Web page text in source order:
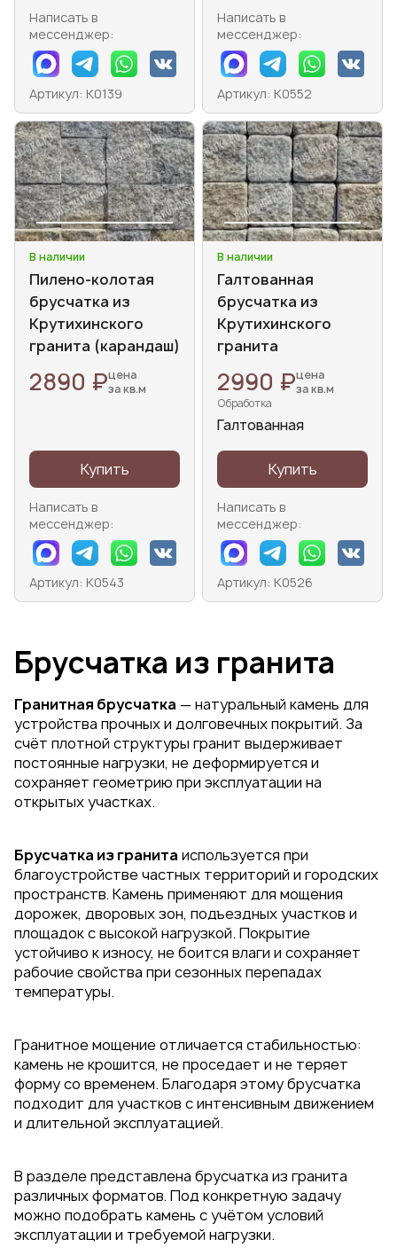
Написать в
мессенджер:
Артикул: К0139
Написать в
мессенджер:
Артикул: К0552
В наличии
Пилено-колотая
брусчатка из
Крутихинского
гранита (карандаш)
2890 ₽цена
за кв.м
Купить
Написать в
мессенджер:
Артикул: К0543
В наличии
Галтованная
брусчатка из
Крутихинского
гранита
2990 ₽цена
за кв.м
Обработка
Галтованная
Купить
Написать в
мессенджер:
Артикул: К0526
Брусчатка из гранита
Гранитная брусчатка — натуральный камень для
устройства прочных и долговечных покрытий. За
счёт плотной структуры гранит выдерживает
постоянные нагрузки, не деформируется и
сохраняет геометрию при эксплуатации на
открытых участках.
Брусчатка из гранита используется при
благоустройстве частных территорий и городских
пространств. Камень применяют для мощения
дорожек, дворовых зон, подъездных участков и
площадок с высокой нагрузкой. Покрытие
устойчиво к износу, не боится влаги и сохраняет
рабочие свойства при сезонных перепадах
температуры.
Гранитное мощение отличается стабильностью:
камень не крошится, не проседает и не теряет
форму со временем. Благодаря этому брусчатка
подходит для участков с интенсивным движением
и длительной эксплуатацией.
В разделе представлена брусчатка из гранита
различных форматов. Под конкретную задачу
можно подобрать камень с учётом условий
эксплуатации и требуемой нагрузки.